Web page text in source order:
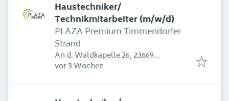
Haustechniker/
Technikmitarbeiter (m/w/d)
PLAZA Premium Timmendorfer
Strand
An d. Waldkapelle 26, 23669
Timmendorfer Strand, Deutschland
Erschienen:
vor 3 Wochen